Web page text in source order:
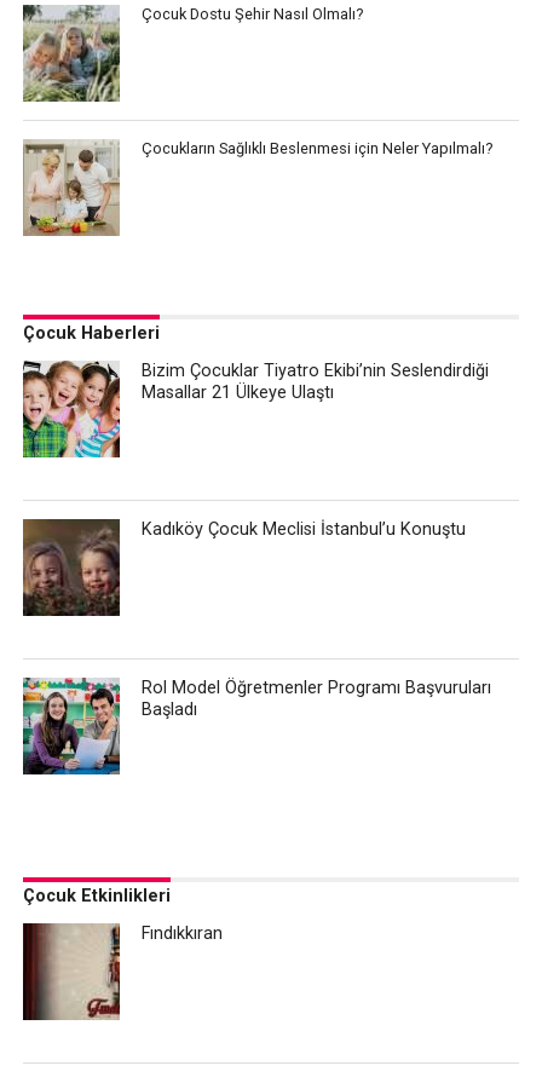
Çocuk Dostu Şehir Nasıl Olmalı?
Çocukların Sağlıklı Beslenmesi için Neler Yapılmalı?
Çocuk Haberleri
Bizim Çocuklar Tiyatro Ekibi’nin Seslendirdiği
Masallar 21 Ülkeye Ulaştı
Kadıköy Çocuk Meclisi İstanbul’u Konuştu
Rol Model Öğretmenler Programı Başvuruları
Başladı
Çocuk Etkinlikleri
Fındıkkıran